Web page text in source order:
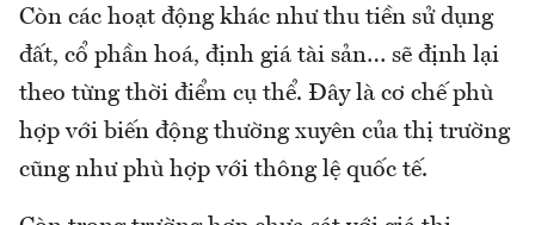
Còn các hoạt động khác như thu tiền sử dụng
đất, cổ phần hoá, định giá tài sản… sẽ định lại
theo từng thời điểm cụ thể. Đây là cơ chế phù
hợp với biến động thường xuyên của thị trường
cũng như phù hợp với thông lệ quốc tế.